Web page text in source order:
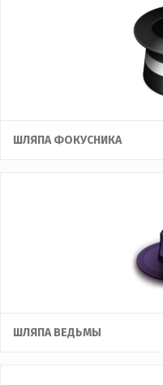
ШЛЯПА ФОКУСНИКА
ШЛЯПА ВЕДЬМЫ